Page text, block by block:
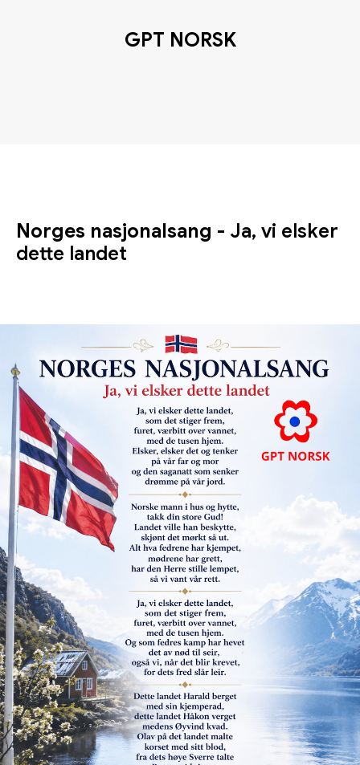
GPT NORSK
Norges nasjonalsang - Ja, vi elsker
dette landet